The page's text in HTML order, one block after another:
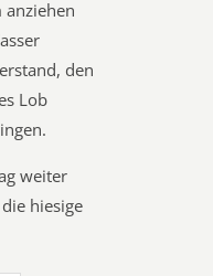
den
Lob
weiter
hiesige